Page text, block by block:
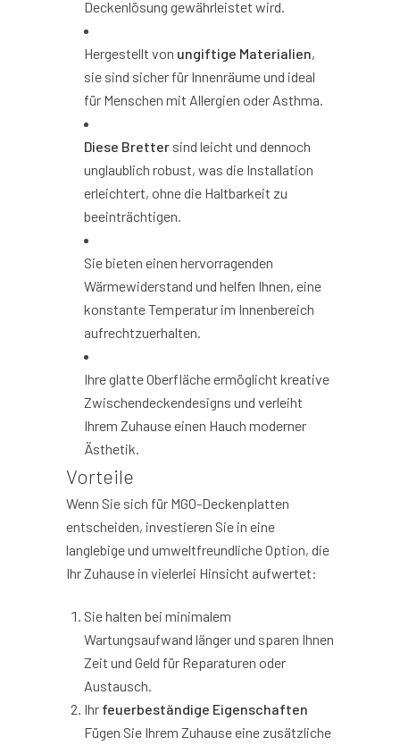
Deckenlösung gewährleistet wird.
Hergestellt von ungiftige Materialien,
sie sind sicher für Innenräume und ideal
für Menschen mit Allergien oder Asthma.
Diese Bretter sind leicht und dennoch
unglaublich robust, was die Installation
erleichtert, ohne die Haltbarkeit zu
beeinträchtigen.
Sie bieten einen hervorragenden
Wärmewiderstand und helfen Ihnen, eine
konstante Temperatur im Innenbereich
aufrechtzuerhalten.
Ihre glatte Oberfläche ermöglicht kreative
Zwischendeckendesigns und verleiht
Ihrem Zuhause einen Hauch moderner
Ästhetik.
Vorteile
Wenn Sie sich für MGO-Deckenplatten
entscheiden, investieren Sie in eine
langlebige und umweltfreundliche Option, die
Ihr Zuhause in vielerlei Hinsicht aufwertet:
Sie halten bei minimalem
Wartungsaufwand länger und sparen Ihnen
Zeit und Geld für Reparaturen oder
Austausch.
Ihr feuerbeständige Eigenschaften
Fügen Sie Ihrem Zuhause eine zusätzliche